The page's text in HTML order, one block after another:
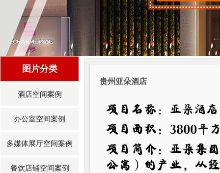
贵州亚朵酒店
图片分类
酒店空间案例
办公室空间案例
多媒体展厅空间案例
餐饮店铺空间案例